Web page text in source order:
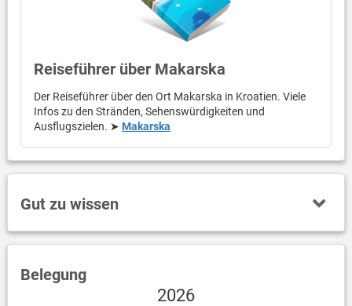
Reiseführer über Makarska
Der Reiseführer über den Ort Makarska in Kroatien. Viele
Infos zu den Stränden, Sehenswürdigkeiten und
Ausflugszielen. ➤ Makarska
Gut zu wissen
Belegung
2026